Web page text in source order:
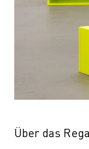
Über das